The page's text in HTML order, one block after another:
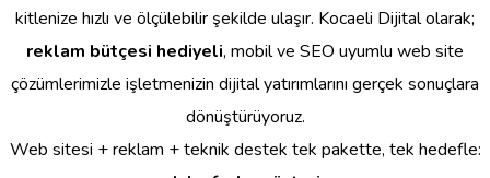
kitlenize hızlı ve ölçülebilir şekilde ulaşır. Kocaeli Dijital olarak;
reklam bütçesi hediyeli, mobil ve SEO uyumlu web site
çözümlerimizle işletmenizin dijital yatırımlarını gerçek sonuçlara
dönüştürüyoruz.
Web sitesi + reklam + teknik destek tek pakette, tek hedefle: